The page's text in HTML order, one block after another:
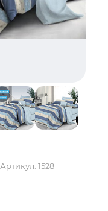
Артикул: 1528